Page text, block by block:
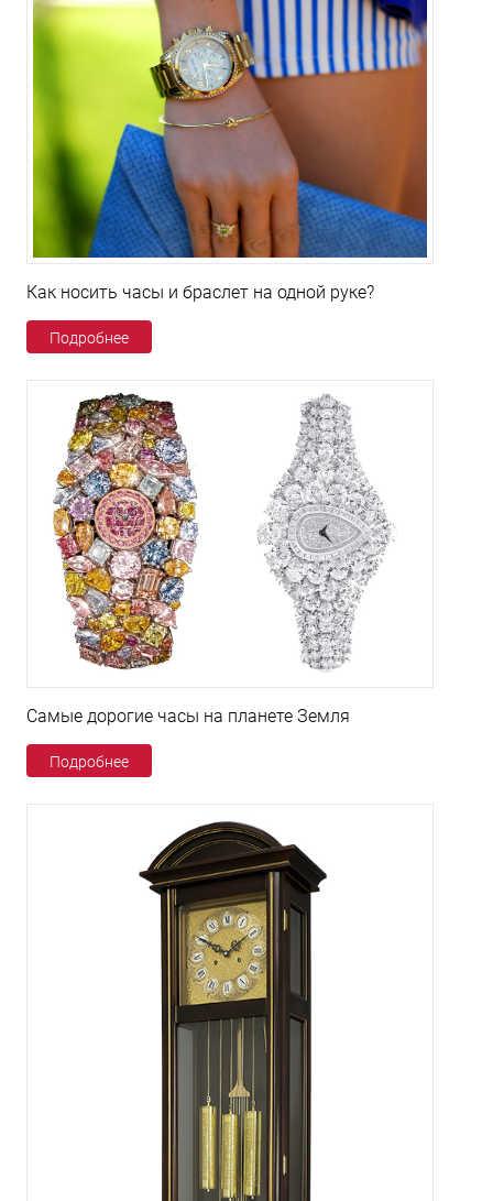
Как носить часы и браслет на одной руке?
Подробнее
Самые дорогие часы на планете Земля
Подробнее